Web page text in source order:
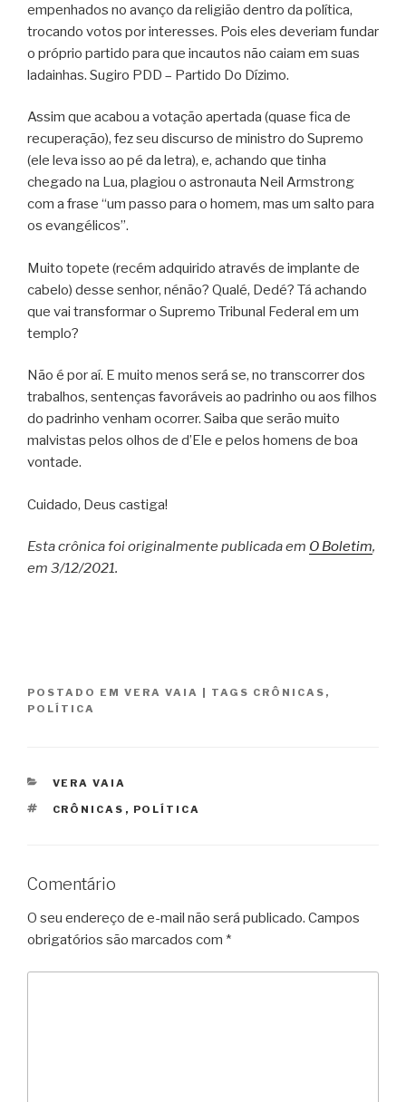
empenhados no avanço da religião dentro da política,
trocando votos por interesses. Pois eles deveriam fundar
o próprio partido para que incautos não caiam em suas
ladainhas. Sugiro PDD – Partido Do Dízimo.
Assim que acabou a votação apertada (quase fica de
recuperação), fez seu discurso de ministro do Supremo
(ele leva isso ao pé da letra), e, achando que tinha
chegado na Lua, plagiou o astronauta Neil Armstrong
com a frase “um passo para o homem, mas um salto para
os evangélicos”.
Muito topete (recém adquirido através de implante de
cabelo) desse senhor, nénão? Qualé, Dedé? Tá achando
que vai transformar o Supremo Tribunal Federal em um
templo?
Não é por aí. E muito menos será se, no transcorrer dos
trabalhos, sentenças favoráveis ao padrinho ou aos filhos
do padrinho venham ocorrer. Saiba que serão muito
malvistas pelos olhos de d’Ele e pelos homens de boa
vontade.
Cuidado, Deus castiga!
Esta crônica foi originalmente publicada em O Boletim,
em 3/12/2021.
POSTADO EM VERA VAIA | TAGS CRÔNICAS ,
POLÍTICA
CATEGORIAS
VERA VAIA
TAGS
CRÔNICAS , POLÍTICA
Comentário
O seu endereço de e-mail não será publicado. Campos
obrigatórios são marcados com *